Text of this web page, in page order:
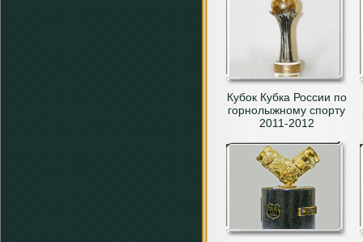
Кубок Кубка России по
горнолыжному спорту
2011-2012